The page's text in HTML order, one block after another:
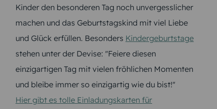
Kinder den besonderen Tag noch unvergesslicher
machen und das Geburtstagskind mit viel Liebe
und Glück erfüllen. Besonders Kindergeburtstage
stehen unter der Devise: "Feiere diesen
einzigartigen Tag mit vielen fröhlichen Momenten
und bleibe immer so einzigartig wie du bist!"
Hier gibt es tolle Einladungskarten für